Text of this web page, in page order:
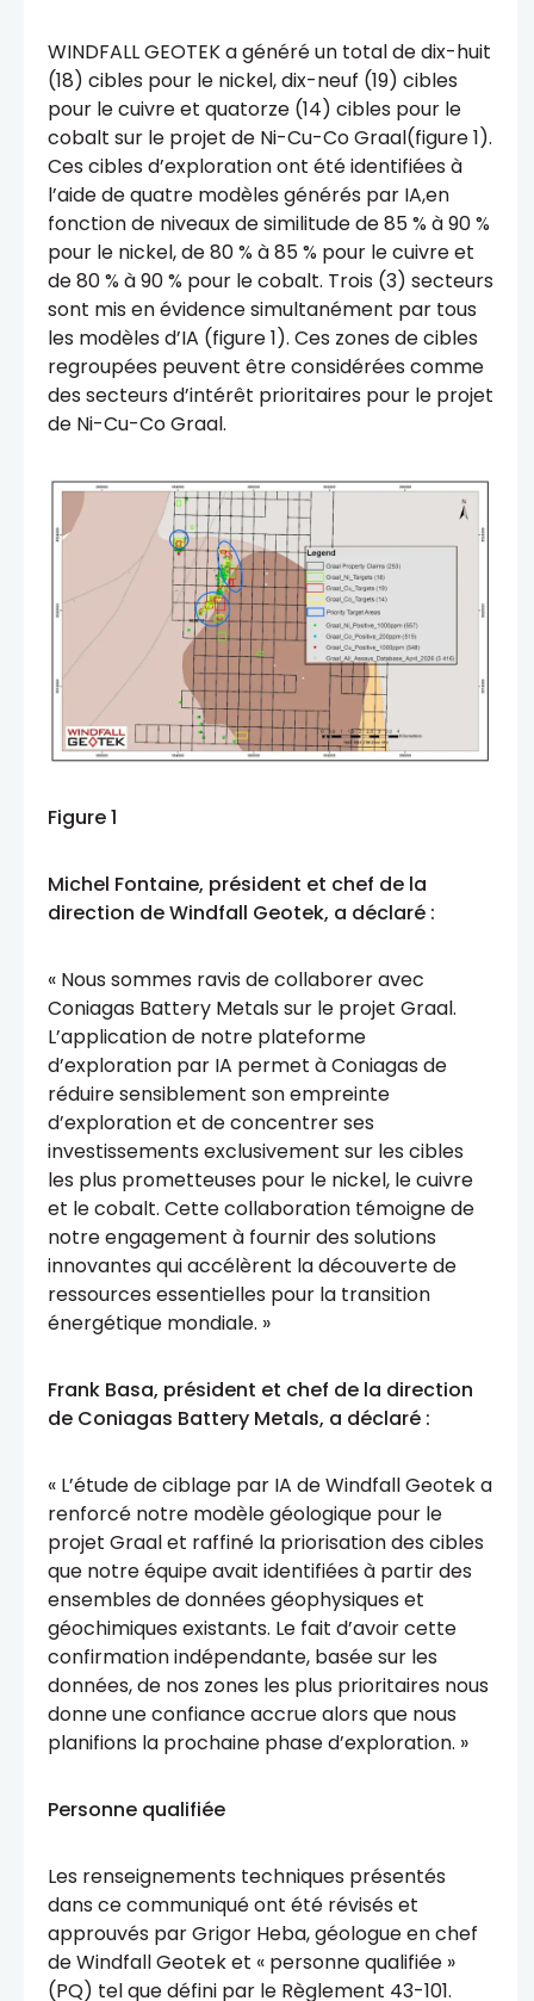
WINDFALL GEOTEK a généré un total de dix-huit
(18) cibles pour le nickel, dix-neuf (19) cibles
pour le cuivre et quatorze (14) cibles pour le
cobalt sur le projet de Ni-Cu-Co Graal(figure 1).
Ces cibles d’exploration ont été identifiées à
l’aide de quatre modèles générés par IA,en
fonction de niveaux de similitude de 85 % à 90 %
pour le nickel, de 80 % à 85 % pour le cuivre et
de 80 % à 90 % pour le cobalt. Trois (3) secteurs
sont mis en évidence simultanément par tous
les modèles d’IA (figure 1). Ces zones de cibles
regroupées peuvent être considérées comme
des secteurs d’intérêt prioritaires pour le projet
de Ni-Cu-Co Graal.
Figure 1
Michel Fontaine, président et chef de la
direction de Windfall Geotek, a déclaré :
« Nous sommes ravis de collaborer avec
Coniagas Battery Metals sur le projet Graal.
L’application de notre plateforme
d’exploration par IA permet à Coniagas de
réduire sensiblement son empreinte
d’exploration et de concentrer ses
investissements exclusivement sur les cibles
les plus prometteuses pour le nickel, le cuivre
et le cobalt. Cette collaboration témoigne de
notre engagement à fournir des solutions
innovantes qui accélèrent la découverte de
ressources essentielles pour la transition
énergétique mondiale. »
Frank Basa, président et chef de la direction
de Coniagas Battery Metals, a déclaré :
« L’étude de ciblage par IA de Windfall Geotek a
renforcé notre modèle géologique pour le
projet Graal et raffiné la priorisation des cibles
que notre équipe avait identifiées à partir des
ensembles de données géophysiques et
géochimiques existants. Le fait d’avoir cette
confirmation indépendante, basée sur les
données, de nos zones les plus prioritaires nous
donne une confiance accrue alors que nous
planifions la prochaine phase d’exploration. »
Personne qualifiée
Les renseignements techniques présentés
dans ce communiqué ont été révisés et
approuvés par Grigor Heba, géologue en chef
de Windfall Geotek et « personne qualifiée »
(PQ) tel que défini par le Règlement 43-101.